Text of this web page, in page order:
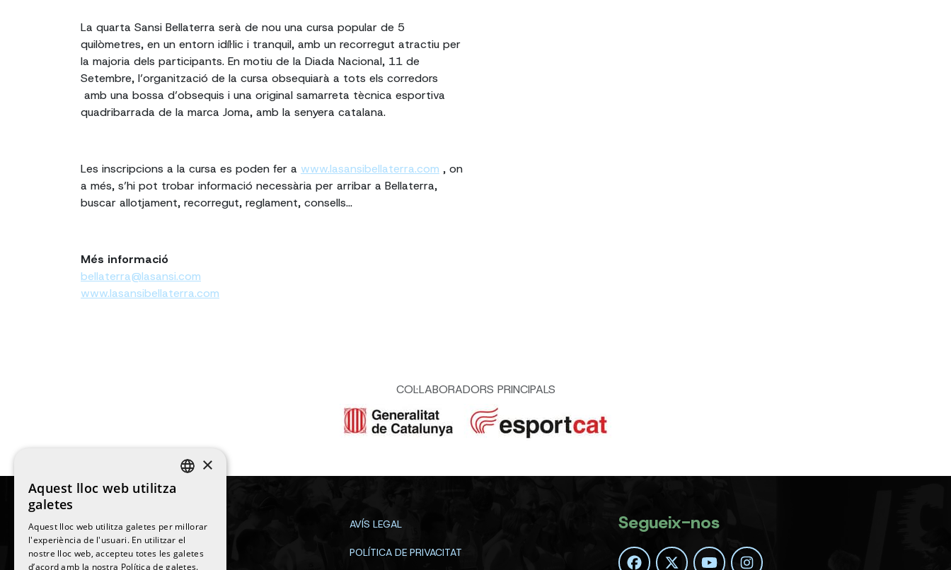
La quarta Sansi Bellaterra serà de nou una cursa popular de 5
quilòmetres, en un entorn idíl·lic i tranquil, amb un recorregut atractiu per
la majoria dels participants. En motiu de la Diada Nacional, 11 de
Setembre, l’organització de la cursa obsequiarà a tots els corredors
amb una bossa d’obsequis i una original samarreta tècnica esportiva
quadribarrada de la marca Joma, amb la senyera catalana.
Les inscripcions a la cursa es poden fer a www.lasansibellaterra.com , on
a més, s’hi pot trobar informació necessària per arribar a Bellaterra,
buscar allotjament, recorregut, reglament, consells...
Més informació
bellaterra@lasansi.com
www.lasansibellaterra.com
COL·LABORADORS PRINCIPALS
©2026 La Sansi
AVÍS LEGAL
POLÍTICA DE PRIVACITAT
Segueix-nos
CATALAN
×
Aquest lloc web utilitza
galetes
Aquest lloc web utilitza galetes per millorar
l'experiència de l'usuari. En utilitzar el
nostre lloc web, accepteu totes les galetes
d’acord amb la nostra Política de galetes.